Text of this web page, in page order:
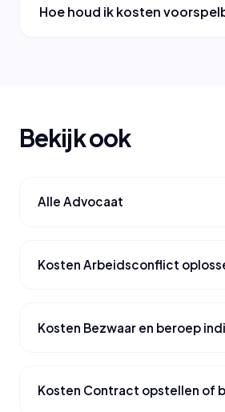
Hoe houd ik kosten
Bekijk ook
Alle Advocaat
Kosten Arbeidsconflict
Kosten Bezwaar en beroep
Kosten Contract opstellen of